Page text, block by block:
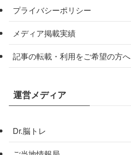
プライバシーポリシー
メディア掲載実績
記事の転載・利用をご希望の方へ
運営メディア
Dr.脳トレ